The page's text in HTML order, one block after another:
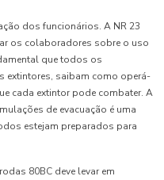
dos funcionários. A NR 23
os colaboradores sobre o uso
que todos os
extintores, saibam como operá-
cada extintor pode combater. A
de evacuação é uma
estejam preparados para
80BC deve levar em